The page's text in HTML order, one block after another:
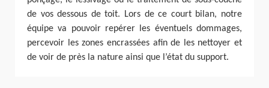
de vos dessous de toit. Lors de ce court bilan, notre
équipe va pouvoir repérer les éventuels dommages,
percevoir les zones encrassées afin de les nettoyer et
de voir de près la nature ainsi que l’état du support.